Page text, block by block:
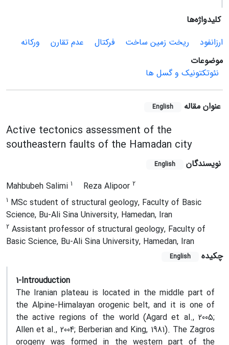
کلیدواژه‌ها
ارزانفود
ریخت زمین ساخت فرکتال عدم تقارن
ورکانه
موضوعات
نئوتکتونیک و گسل ها
عنوان مقاله English
Active tectonics assessment of the
southeastern faults of the Hamadan city
نویسندگان English
Mahbubeh Salimi 1 Reza Alipoor 2
1 MSc student of structural geology, Faculty of Basic
Science, Bu-Ali Sina University, Hamedan, Iran
2 Assistant professor of structural geology, Faculty of
Basic Science, Bu-Ali Sina University, Hamedan, Iran
چکیده
English
1-Introuduction
The Iranian plateau is located in the middle part of
the Alpine-Himalayan orogenic belt, and it is one of
the active regions of the world (Agard et al., 2005;
Allen et al., 2004; Berberian and King, 1981). The Zagros
orogeny was formed in the western part of the